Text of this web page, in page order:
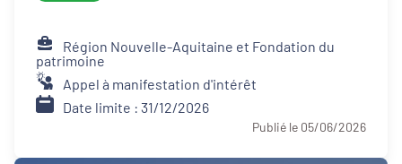
Région Nouvelle-Aquitaine et Fondation du
patrimoine
Appel à manifestation d'intérêt
Date limite : 31/12/2026
Publié le 05/06/2026